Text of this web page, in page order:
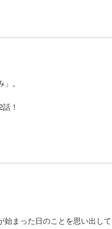
。
！
始まった日のことを思い出して